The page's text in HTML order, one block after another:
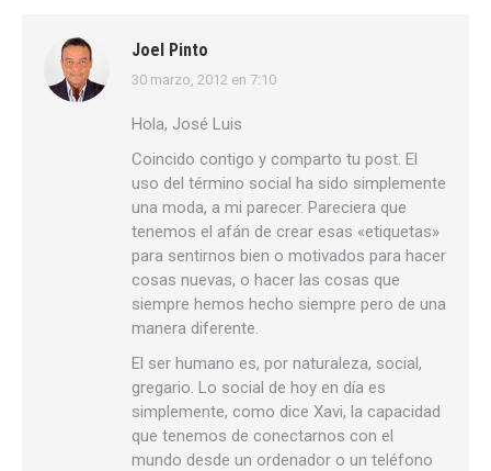
Joel Pinto
dice:
30 marzo, 2012 en 7:10
Hola, José Luis
Coincido contigo y comparto tu post. El
uso del término social ha sido simplemente
una moda, a mi parecer. Pareciera que
tenemos el afán de crear esas «etiquetas»
para sentirnos bien o motivados para hacer
cosas nuevas, o hacer las cosas que
siempre hemos hecho siempre pero de una
manera diferente.
El ser humano es, por naturaleza, social,
gregario. Lo social de hoy en día es
simplemente, como dice Xavi, la capacidad
que tenemos de conectarnos con el
mundo desde un ordenador o un teléfono